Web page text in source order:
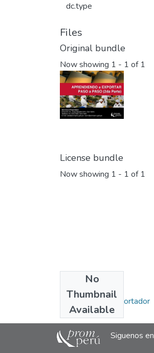
dc.type
Files
Original bundle
Now showing 1 - 1 of 1
License bundle
Now showing 1 - 1 of 1
No
Thumbnail
Available
Collections
Miércoles del Exportador
Siguenos en